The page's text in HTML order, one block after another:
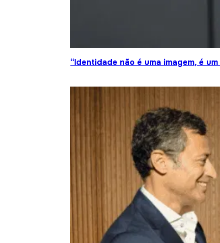
“Identidade não é uma imagem, é